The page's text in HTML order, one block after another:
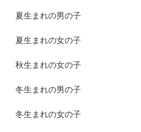
夏生まれの男の子
夏生まれの女の子
秋生まれの女の子
冬生まれの男の子
冬生まれの女の子